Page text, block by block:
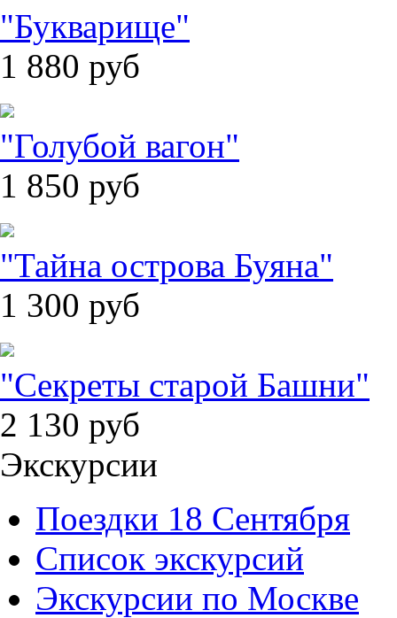
"Букварище"
1 880 руб
"Голубой вагон"
1 850 руб
"Тайна острова Буяна"
1 300 руб
"Секреты старой Башни"
2 130 руб
Экскурсии
Поездки 18 Сентября
Список экскурсий
Экскурсии по Москве